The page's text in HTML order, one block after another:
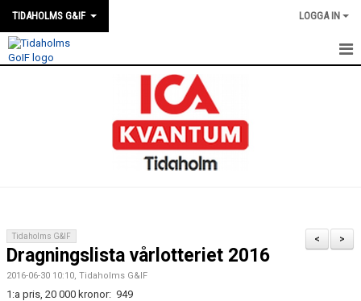
TIDAHOLMS G&IF LOGGA IN
FÖRENINGEN
SOUVENIRER
>
<
Tidaholms G&IF
Dragningslista vårlotteriet 2016
2016-06-30 10:10, Tidaholms G&IF
1:a pris, 20 000 kronor: 949